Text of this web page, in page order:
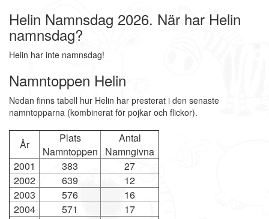
Helin Namnsdag 2026. När har Helin
namnsdag?
Helin har inte namnsdag!
Namntoppen Helin
Nedan finns tabell hur Helin har presterat i den senaste
namntopparna (kombinerat för pojkar och flickor).
År
Plats
Namntoppen
Antal
Namngivna
2001
383
27
2002
639
12
2003
576
16
2004
571
17